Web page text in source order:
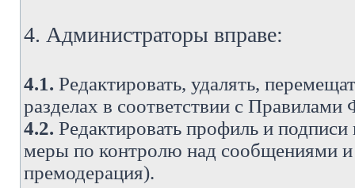
4. Администраторы вправе:
4.1. Редактировать, удалять,
разделах в соответствии с
4.2. Редактировать профиль и
меры по контролю над сообщениями
премодерация).